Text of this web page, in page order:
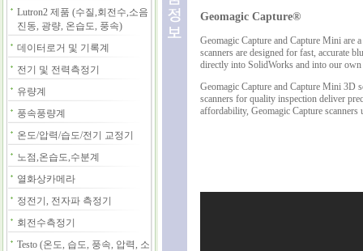
Lutron2 제품 (수질,회전수,소음
진동, 광량, 온습도, 풍속)
데이터로거 및 기록계
전기 및 전력측정기
유량계
풍속풍량계
온도/압력/습도/전기 교정기
노점,온습도,수분계
열화상카메라
정전기, 전자파 측정기
회전수측정기
Testo (온도, 습도, 풍속, 압력, 소
Geomagic Capture®
Geomagic Capture and Capture Mini are
scanners are designed for fast, accurate
directly into SolidWorks and into our own
Geomagic Capture and Capture Mini 3D
scanners for quality inspection deliver
affordability, Geomagic Capture